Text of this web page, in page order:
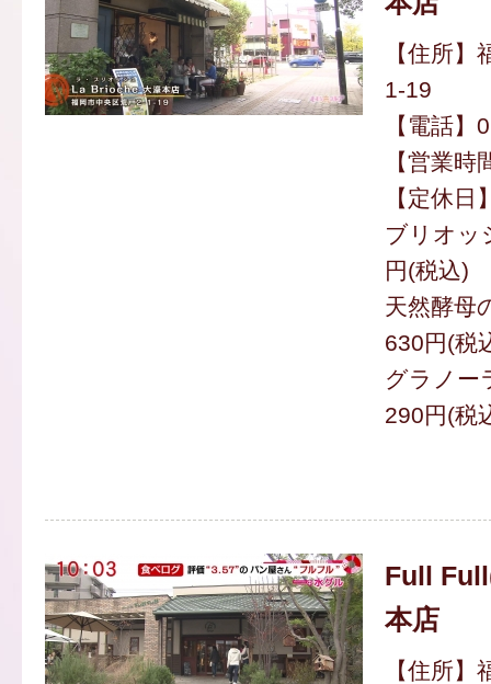
【住所
1-19
【電話
【営業
【定休日
ブリオッ
円(税込)
天然酵母
630円(税
グラノー
290円(税
Full
本店
【住所